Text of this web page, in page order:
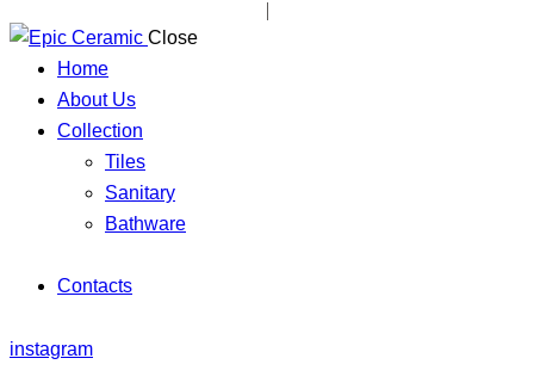
Close
Home
About Us
Collection
Tiles
Sanitary
Bathware
Contacts
instagram